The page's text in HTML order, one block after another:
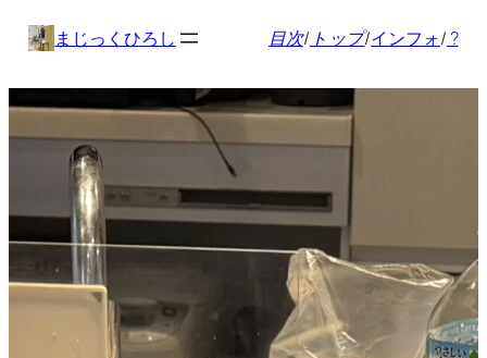
ス
キ
まじっくひろし 目次/ トップ/インフォ/ ?